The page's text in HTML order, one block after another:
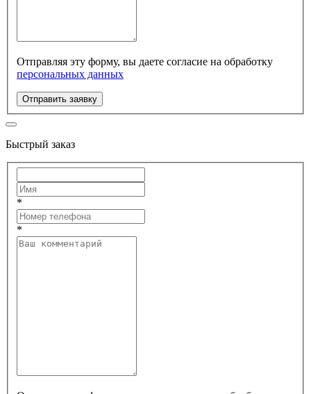
Отправляя эту форму, вы даете согласие на обработку
персональных данных
Отправить заявку
Быстрый заказ
*
*